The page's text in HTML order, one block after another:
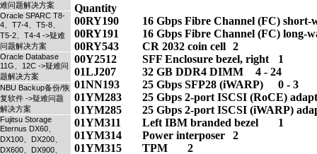
难问题解决方案
Oracle SPARC T8-
4、T7-4、T5-8、
T5-2、T4-4 ->疑难
问题解决方案
Oracle Database
11G、12C ->疑难问
题解决方案
NBU Backup备份/恢
复软件 ->疑难问题
解决方案
Fujitsu Storage
Eternus DX60、
DX100、DX200、
DX600、DX900、
Quantity
00RY190 	16 Gbps Fibre Channel (FC) short-wave (SW) SFP 	0 - 12
00RY191 	16 Gbps Fibre Channel (FC) long-wave (LW) SFP 	0 - 12
00RY543 	CR 2032 coin cell 	2
00Y2512 	SFF Enclosure bezel, right 	1
01LJ207 	32 GB DDR4 DIMM 	4 - 24
01NN193 	25 Gbps SFP28 (iWARP) 	0 - 3
01YM283 	25 Gbps 2-port ISCSI (RoCE) adapter 	0 - 3
01YM285 	25 Gbps 2-port ISCSI (iWARP) adapter 	0 - 3
01YM311 	Left IBM branded bezel 	1
01YM314 	Power interposer 	2
01YM315 	TPM 	2